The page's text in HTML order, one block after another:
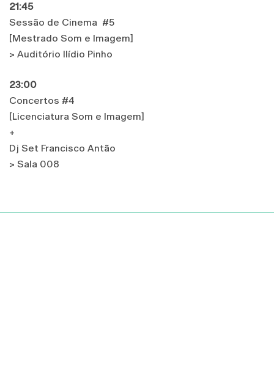
21:45
Sessão de Cinema #5
[Mestrado Som e Imagem]
> Auditório Ilídio Pinho
23:00
Concertos #4
[Licenciatura Som e Imagem]
+
Dj Set Francisco Antão
> Sala 008